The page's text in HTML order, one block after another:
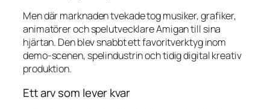
Men där marknaden tvekade tog musiker, grafiker,
animatörer och spelutvecklare Amigan till sina
hjärtan. Den blev snabbt ett favoritverktyg inom
demo-scenen, spelindustrin och tidig digital kreativ
produktion.
Ett arv som lever kvar